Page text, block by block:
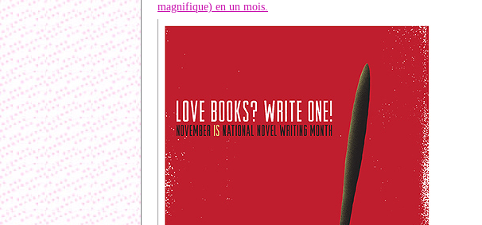
magnifique) en un mois.